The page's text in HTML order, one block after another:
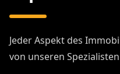
Jeder Aspekt des
von unseren